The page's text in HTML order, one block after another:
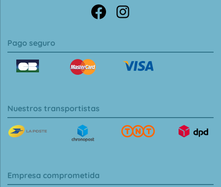
Pago seguro
Nuestros transportistas
Empresa comprometida